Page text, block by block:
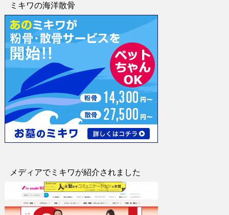
ミキワの海洋散骨
メディアでミキワが紹介されました